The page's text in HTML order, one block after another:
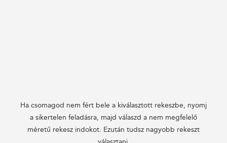
Ha csomagod nem fért bele a kiválasztott rekeszbe, nyomj
a sikertelen feladásra, majd válaszd a nem megfelelő
méretű rekesz indokot. Ezután tudsz nagyobb rekeszt